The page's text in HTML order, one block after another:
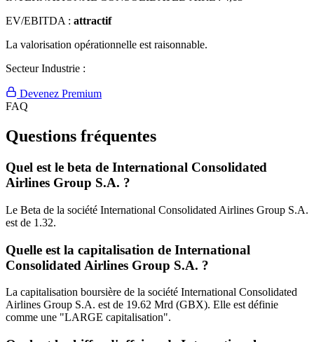
EV/EBITDA : attractif
La valorisation opérationnelle est raisonnable.
Secteur Industrie :
Devenez Premium
FAQ
Questions fréquentes
Quel est le beta de International Consolidated
Airlines Group S.A. ?
Le Beta de la société International Consolidated Airlines Group S.A.
est de 1.32.
Quelle est la capitalisation de International
Consolidated Airlines Group S.A. ?
La capitalisation boursière de la société International Consolidated
Airlines Group S.A. est de 19.62 Mrd (GBX). Elle est définie
comme une "LARGE capitalisation".